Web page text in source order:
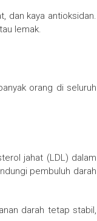
dan kaya antioksidan.
lemak.
orang di seluruh
jahat (LDL) dalam
pembuluh darah
darah tetap stabil,